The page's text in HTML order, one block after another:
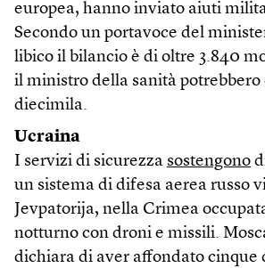
europea, hanno inviato aiuti
Secondo un portavoce del
libico il bilancio è di oltre 3.840
il ministro della sanità potrebbero
diecimila.
Ucraina
I servizi di sicurezza sostengono
un sistema di difesa aerea russo
Jevpatorija, nella Crimea
notturno con droni e missili.
dichiara di aver affondato cinque